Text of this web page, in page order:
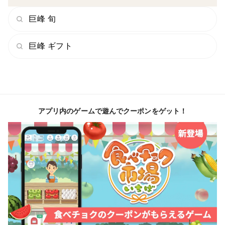
巨峰 旬
巨峰 ギフト
アプリ内のゲームで遊んでクーポンをゲット！